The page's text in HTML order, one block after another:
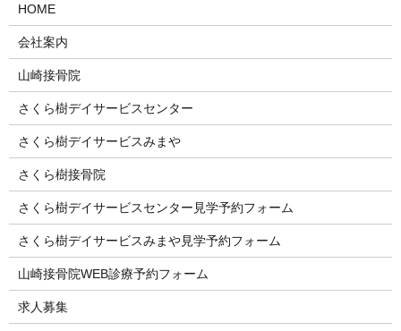
HOME
会社案内
山崎接骨院
さくら樹デイサービスセンター
さくら樹デイサービスみまや
さくら樹接骨院
さくら樹デイサービスセンター見学予約フォーム
さくら樹デイサービスみまや見学予約フォーム
山崎接骨院WEB診療予約フォーム
求人募集